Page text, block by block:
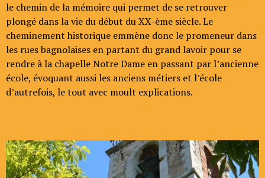
le chemin de la mémoire qui permet de se retrouver
plongé dans la vie du début du XX-ème siècle. Le
cheminement historique emmène donc le promeneur dans
les rues bagnolaises en partant du grand lavoir pour se
rendre à la chapelle Notre Dame en passant par l’ancienne
école, évoquant aussi les anciens métiers et l’école
d’autrefois, le tout avec moult explications.